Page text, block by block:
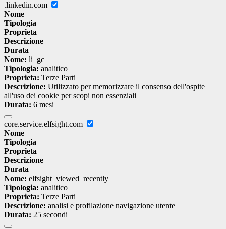
.linkedin.com
Nome
Tipologia
Proprieta
Descrizione
Durata
Nome: li_gc
Tipologia: analitico
Proprieta: Terze Parti
Descrizione: Utilizzato per memorizzare il consenso dell'ospite
all'uso dei cookie per scopi non essenziali
Durata: 6 mesi
core.service.elfsight.com
Nome
Tipologia
Proprieta
Descrizione
Durata
Nome: elfsight_viewed_recently
Tipologia: analitico
Proprieta: Terze Parti
Descrizione: analisi e profilazione navigazione utente
Durata: 25 secondi